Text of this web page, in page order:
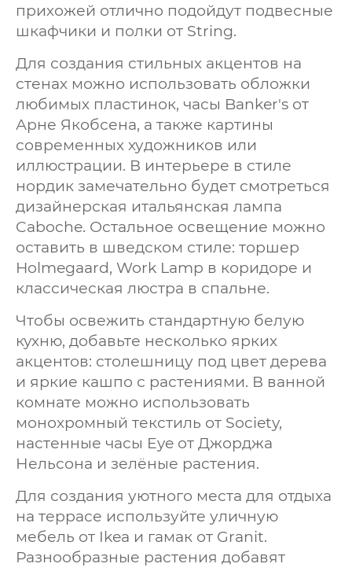
прихожей отлично подойдут подвесные
шкафчики и полки от String.
Для создания стильных акцентов на
стенах можно использовать обложки
любимых пластинок, часы Banker's от
Арне Якобсена, а также картины
современных художников или
иллюстрации. В интерьере в стиле
нордик замечательно будет смотреться
дизайнерская итальянская лампа
Caboche. Остальное освещение можно
оставить в шведском стиле: торшер
Holmegaard, Work Lamp в коридоре и
классическая люстра в спальне.
Чтобы освежить стандартную белую
кухню, добавьте несколько ярких
акцентов: столешницу под цвет дерева
и яркие кашпо с растениями. В ванной
комнате можно использовать
монохромный текстиль от Society,
настенные часы Eye от Джорджа
Нельсона и зелёные растения.
Для создания уютного места для отдыха
на террасе используйте уличную
мебель от Ikea и гамак от Granit.
Разнообразные растения добавят